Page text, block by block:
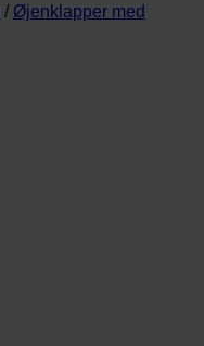
/ Øjenklapper med